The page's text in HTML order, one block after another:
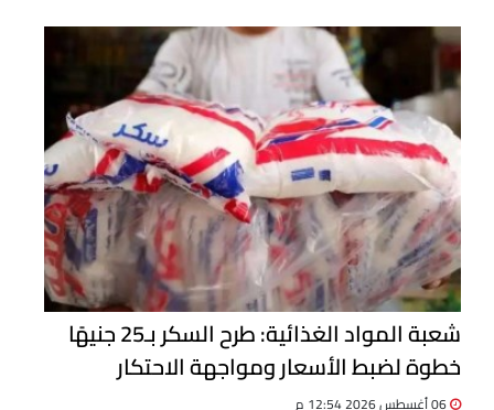
شعبة المواد الغذائية: طرح السكر بـ25 جنيهًا
خطوة لضبط الأسعار ومواجهة الاحتكار